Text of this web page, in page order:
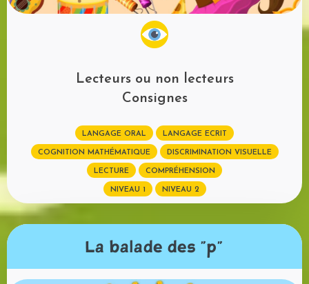
Lecteurs ou non lecteurs
Consignes
LANGAGE ORAL LANGAGE ECRIT
COGNITION MATHÉMATIQUE DISCRIMINATION VISUELLE
LECTURE COMPRÉHENSION
NIVEAU 1 NIVEAU 2
La balade des "p"